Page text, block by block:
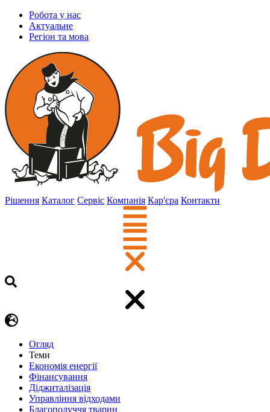
Робота у нас
Актуальне
Регіон та мова
Рішення Каталог Сервіс Компанія Кар'єра Контакти
Огляд
Теми
Економія енергії
Фінансування
Діджиталізація
Управління відходами
Благополуччя тварин